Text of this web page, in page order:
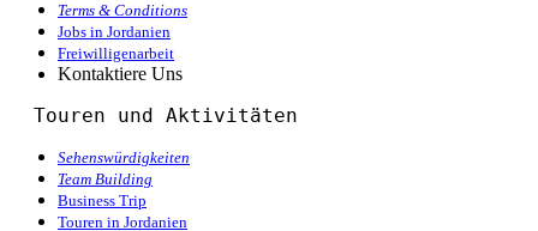
Terms & Conditions
Jobs in Jordanien
Freiwilligenarbeit
Kontaktiere Uns
Touren und Aktivitäten
Sehenswürdigkeiten
Team Building
Business Trip
Touren in Jordanien